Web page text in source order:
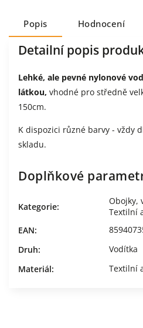
Popis Hodnocení
Detailní popis
Lehké, ale pevné nylonové
látkou, vhodné pro středně
150cm.
K dispozici různé barvy - vždy
skladu.
Doplňkové
Kategorie:
Obojky,
Textilní
EAN:
Druh:
Vodítka
Materiál: Textilní